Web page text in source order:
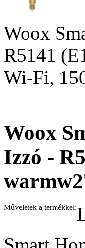
Woox
R5141
Wi-Fi,
Woox
Izzó -
Műveletek a termékkel: